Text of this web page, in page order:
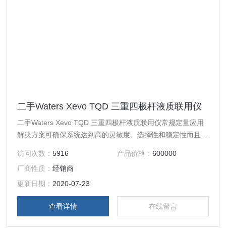
二手Waters Xevo TQD 三重四极杆液质联用仪
二手Waters Xevo TQD 三重四极杆液质联用仪常规定量应用
解决方案可确保系统达到高的灵敏度、选择性和稳定性而且操
访问次数：5916 产品价格： 600000
厂商性质：经销商
更新日期： 2020-07-23
查看详情 在线留言